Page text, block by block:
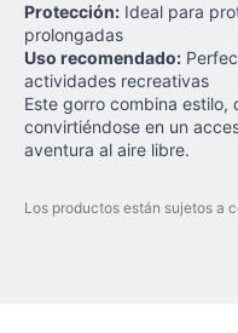
Protección: Ideal para
prolongadas
Uso recomendado:
actividades recreativas
Este gorro combina
convirtiéndose en un
aventura al aire libre.
Los productos están sujetos a